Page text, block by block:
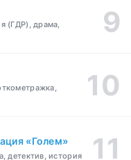
(ГДР), драма,
«Голем»
детектив, история